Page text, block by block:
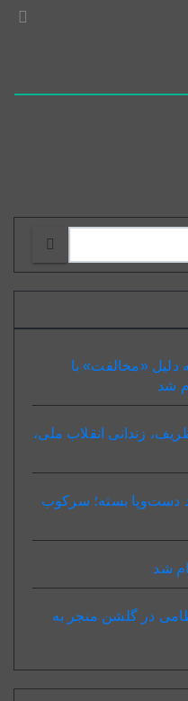
دلیل «مخالفت» با
زندانی انقلاب ملی،
دست‌وپا بسته؛ سرکوب
شد
در گلشن منجر به